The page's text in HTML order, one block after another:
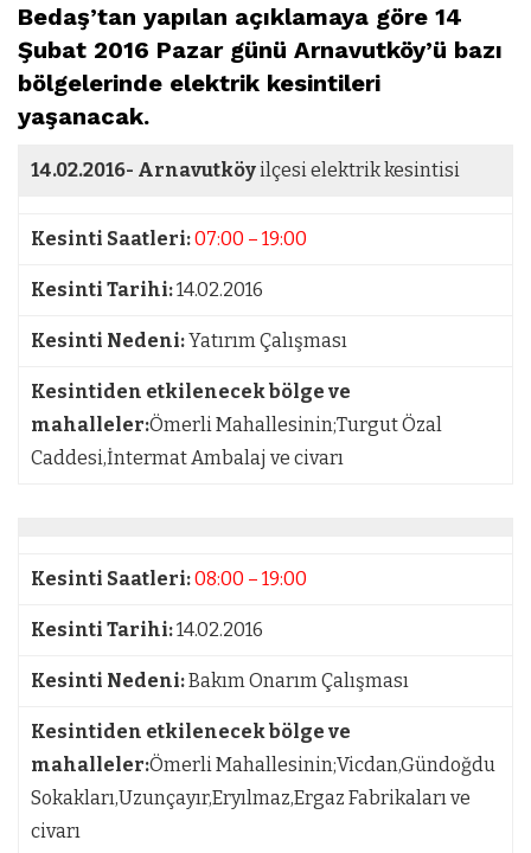
Bedaş’tan yapılan açıklamaya göre 14
Şubat 2016 Pazar günü Arnavutköy’ü bazı
bölgelerinde elektrik kesintileri
yaşanacak.
14.02.2016- Arnavutköyilçesi elektrik kesintisi
Kesinti Saatleri:07:00 – 19:00
Kesinti Tarihi:14.02.2016
Kesinti Nedeni:Yatırım Çalışması
Kesintiden etkilenecek bölge ve
mahalleler:Ömerli Mahallesinin;Turgut Özal
Caddesi,İntermat Ambalaj ve civarı
Kesinti Saatleri:08:00 – 19:00
Kesinti Tarihi:14.02.2016
Kesinti Nedeni:Bakım Onarım Çalışması
Kesintiden etkilenecek bölge ve
mahalleler:Ömerli Mahallesinin;Vicdan,Gündoğdu
Sokakları,Uzunçayır,Eryılmaz,Ergaz Fabrikaları ve
civarı